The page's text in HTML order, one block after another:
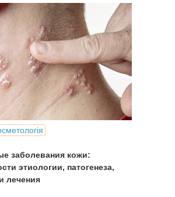
заболевания кожи:
этиологии, патогенеза,
лечения